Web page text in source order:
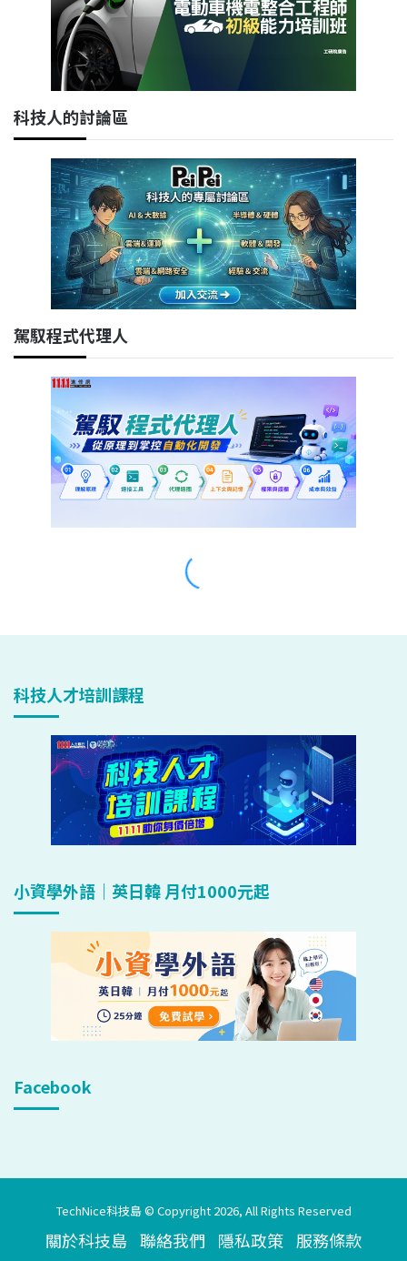
科技人才培訓課程
小資學外語｜英日韓 月付1000元起
Facebook
TechNice科技島 © Copyright 2026, All Rights Reserved
關於科技島 聯絡我們 隱私政策 服務條款